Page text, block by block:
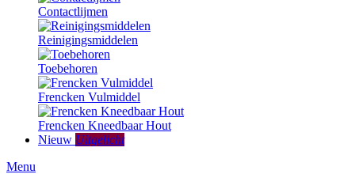
Contactlijmen
Reinigingsmiddelen
Toebehoren
Frencken Vulmiddel
Frencken Kneedbaar Hout
Nieuw Uitgelicht
Menu